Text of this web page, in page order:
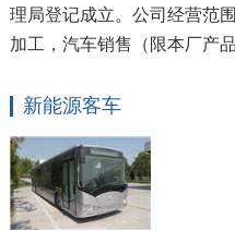
理局登记成立。公司经营范
加工，汽车销售（限本厂产品
新能源客车